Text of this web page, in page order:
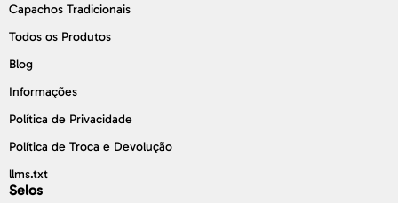
Capachos Tradicionais
Todos os Produtos
Blog
Informações
Política de Privacidade
Política de Troca e Devolução
llms.txt
Selos